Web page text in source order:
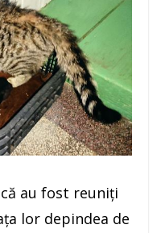
au fost reuniți
lor depindea de